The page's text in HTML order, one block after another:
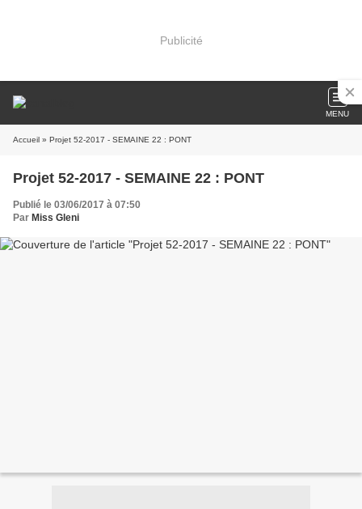
Publicité
MENU
Accueil » Projet 52-2017 - SEMAINE 22 : PONT
Projet 52-2017 - SEMAINE 22 : PONT
Publié le 03/06/2017 à 07:50
Par Miss Gleni